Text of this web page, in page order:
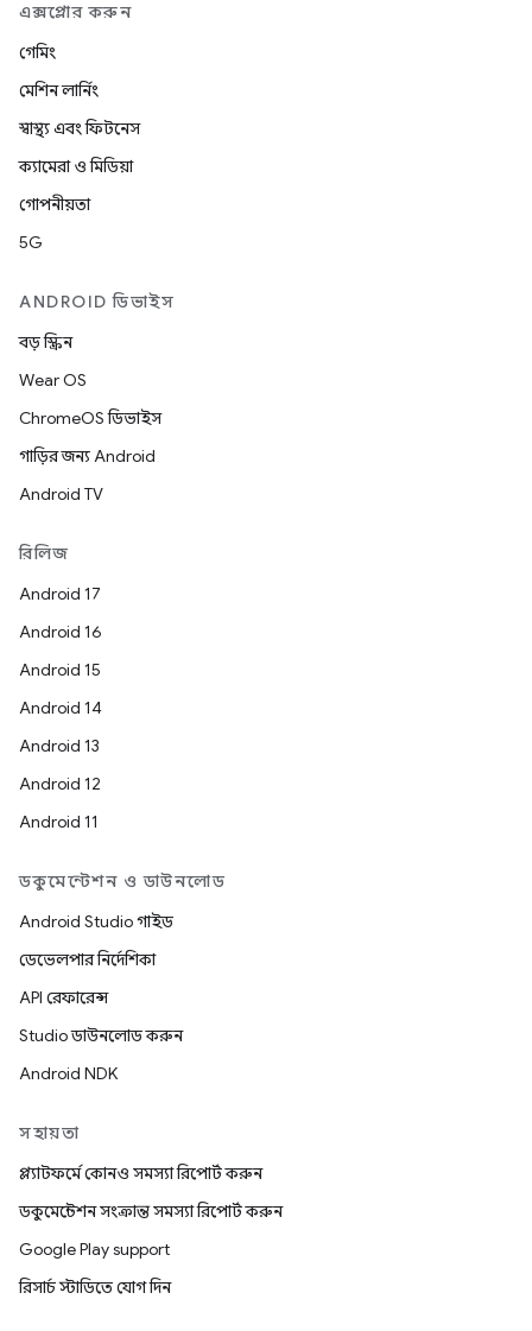
এক্সপ্লোর করুন
গেমিং
মেশিন লার্নিং
স্বাস্থ্য এবং ফিটনেস
ক্যামেরা ও মিডিয়া
গোপনীয়তা
5G
ANDROID ডিভাইস
বড় স্ক্রিন
Wear OS
ChromeOS ডিভাইস
গাড়ির জন্য Android
Android TV
রিলিজ
Android 17
Android 16
Android 15
Android 14
Android 13
Android 12
Android 11
ডকুমেন্টেশন ও ডাউনলোড
Android Studio গাইড
ডেভেলপার নির্দেশিকা
API রেফারেন্স
Studio ডাউনলোড করুন
Android NDK
সহায়তা
প্ল্যাটফর্মে কোনও সমস্যা রিপোর্ট করুন
ডকুমেন্টেশন সংক্রান্ত সমস্যা রিপোর্ট করুন
Google Play support
রিসার্চ স্টাডিতে যোগ দিন